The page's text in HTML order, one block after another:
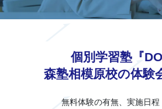
個別指導塾スタディオ
個別学習塾『
森塾相模原校の体験
無料体験の有無、実施日程